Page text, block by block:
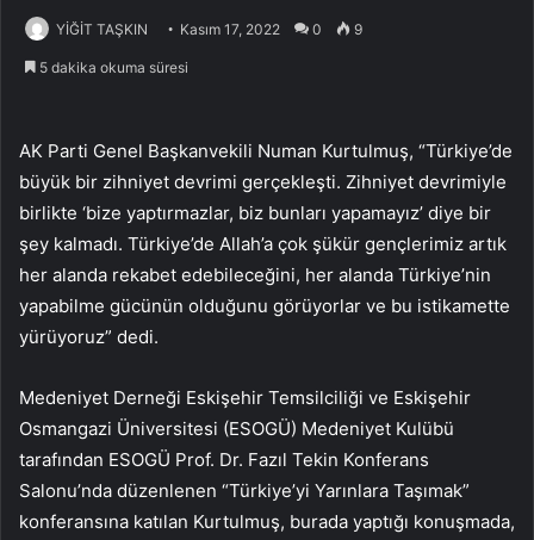
YİĞİT TAŞKIN Kasım 17, 2022 0 9
5 dakika okuma süresi
AK Parti Genel Başkanvekili Numan Kurtulmuş, “Türkiye’de
büyük bir zihniyet devrimi gerçekleşti. Zihniyet devrimiyle
birlikte ‘bize yaptırmazlar, biz bunları yapamayız’ diye bir
şey kalmadı. Türkiye’de Allah’a çok şükür gençlerimiz artık
her alanda rekabet edebileceğini, her alanda Türkiye’nin
yapabilme gücünün olduğunu görüyorlar ve bu istikamette
yürüyoruz” dedi.
Medeniyet Derneği Eskişehir Temsilciliği ve Eskişehir
Osmangazi Üniversitesi (ESOGÜ) Medeniyet Kulübü
tarafından ESOGÜ Prof. Dr. Fazıl Tekin Konferans
Salonu’nda düzenlenen “Türkiye’yi Yarınlara Taşımak”
konferansına katılan Kurtulmuş, burada yaptığı konuşmada,